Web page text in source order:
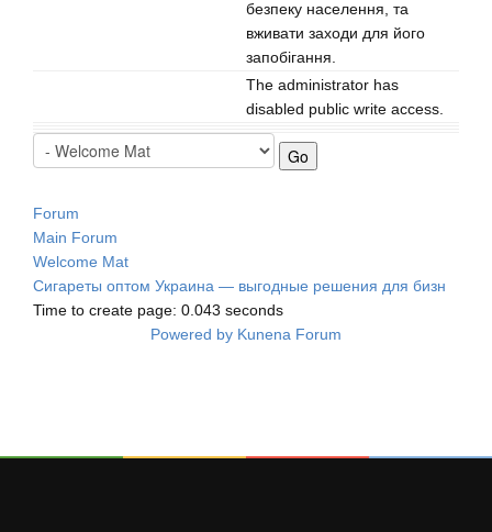
безпеку населення, та
вживати заходи для його
запобігання.
The administrator has
disabled public write access.
Forum
Main Forum
Welcome Mat
Сигареты оптом Украина — выгодные решения для бизн
Time to create page: 0.043 seconds
Powered by Kunena Forum